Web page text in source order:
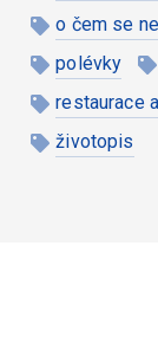
o čem se
polévky
restaurace
životopis